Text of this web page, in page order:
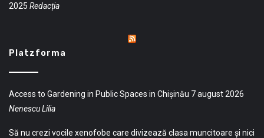
2025 Redacția
Platzforma
Access to Gardening in Public Spaces in Chișinău 7 august 2026
Nenescu Lilia
Să nu crezi vocile xenofobe care divizează clasa muncitoare și nici